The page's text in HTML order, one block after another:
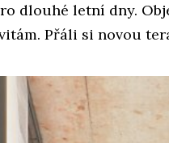
dlouhé letní dny.
Přáli si novou